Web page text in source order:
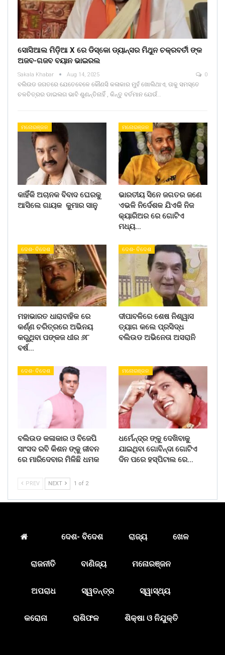
ସୋସିଆଲ ମିଡ଼ିଆ X ରେ ଡିସ୍କୋ ଡ୍ୟାନ୍ସର ମିଥୁନ ଚକ୍ରବର୍ତୀ ଙ୍କ
ଅଜବ-ଗଜବ ବୟାନ ଭାଇରଲ
Sakala Khabar Aug 14, 2025 0
ବଲିଉଡ ଜଗତରେ ଯେତେବେଳେ କୌଣସି କଳାକାର ମୁହଁ ଖୋଲିଥାଏ, ତାକୁ ସମସ୍ତେ
ଚଳଚିତ୍ରର ଡାଇଲଗ ଭାବି ଶୁଣନ୍ତିନାହିଁ , କିନ୍ତୁ ବର୍ତମାନ ଯେଉଁ…
ମନୋରଞ୍ଜନ
କାହିଁକି ଅଚାନକ ବିବାଦ ଘେରକୁ
ଆସିଲେ ଗାୟକ କୁମାର ସାନୁ
ମନୋରଞ୍ଜନ
ଭାରତୀୟ ସିନେ ଜଗତର ଜଣେ
ଏଭଳି ନିର୍ଦେଶକ ଯିଏକି ନିଜ
କ୍ୟାରିଅର ରେ ଗୋଟିଏ
ମଧ୍ୟ…
ଦେଶ- ବିଦେଶ
ମହାଭାରତ ଧାରାବାହିକ ରେ
କର୍ଣ୍ଣ ଚରିତ୍ରରେ ଅଭିନୟ
କରୁଥିବା ପଙ୍କଜ ଧୀର ୬୮
ବର୍ଷ…
ଦେଶ- ବିଦେଶ
ଦୀପାବଳିରେ ଶେଷ ନିଶ୍ୱାସ
ତ୍ୟାଗ କଲେ ପ୍ରସିଦ୍ଧ
ବଲିଉଡ ଅଭିନେତା ଅସରାନି
ଦେଶ- ବିଦେଶ
ବଲିଉଡ କଳାକାର ଓ ବିଜେପି
ସାଂସଦ ରବି କିଶନ ଙ୍କୁ ଜୀବନ
ରେ ମାରିଦେବାର ମିଳିଛି ଧମକ
ମନୋରଞ୍ଜନ
ଧର୍ମେନ୍ଦ୍ର ଙ୍କୁ ଦେଖିବାକୁ
ଯାଇଥିବା ଗୋବିନ୍ଦା ଗୋଟିଏ
ଦିନ ପରେ ହସ୍ପିଟାଲ ରେ…
PREV NEXT 1 of 2
ଦେଶ- ବିଦେଶ ରାଜ୍ୟ ଖେଳ
ରାଜନୀତି ବାଣିଜ୍ୟ ମନୋରଞ୍ଜନ
ଅପରାଧ ସ୍ୱତନ୍ତ୍ର ସ୍ୱାସ୍ଥ୍ୟ
କରୋନା ରାଶିଫଳ ଶିକ୍ଷା ଓ ନିଯୁକ୍ତି